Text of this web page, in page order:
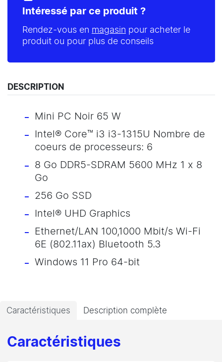
Intéressé par ce produit ?
Rendez-vous en magasin pour acheter le
produit ou pour plus de conseils
DESCRIPTION
Mini PC Noir 65 W
Intel® Core™ i3 i3-1315U Nombre de
coeurs de processeurs: 6
8 Go DDR5-SDRAM 5600 MHz 1 x 8
Go
256 Go SSD
Intel® UHD Graphics
Ethernet/LAN 100,1000 Mbit/s Wi-Fi
6E (802.11ax) Bluetooth 5.3
Windows 11 Pro 64-bit
Caractéristiques Description complète
Caractéristiques